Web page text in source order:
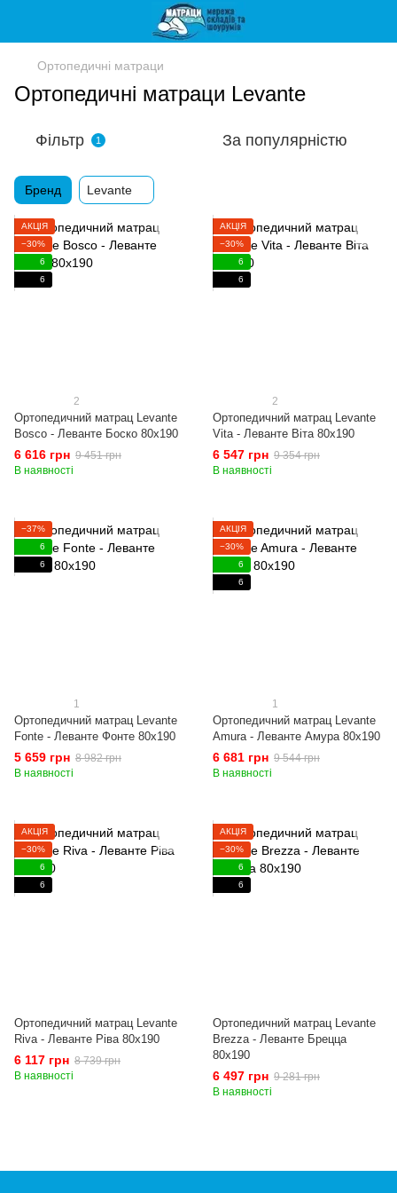
Ортопедичні матраци
Ортопедичні матраци Levante
Фільтр 1 За популярністю
Бренд Levante
АКЦІЯ
−30%
6
6
2
Ортопедичний матрац Levante
Bosco - Леванте Боско 80x190
6 616 грн 9 451 грн
В наявності
АКЦІЯ
−30%
6
6
2
Ортопедичний матрац Levante
Vita - Леванте Віта 80x190
6 547 грн 9 354 грн
В наявності
−37%
6
6
1
Ортопедичний матрац Levante
Fonte - Леванте Фонте 80x190
5 659 грн 8 982 грн
В наявності
АКЦІЯ
−30%
6
6
1
Ортопедичний матрац Levante
Amura - Леванте Амура 80x190
6 681 грн 9 544 грн
В наявності
АКЦІЯ
−30%
6
6
Ортопедичний матрац Levante
Riva - Леванте Ріва 80x190
6 117 грн 8 739 грн
В наявності
АКЦІЯ
−30%
6
6
Ортопедичний матрац Levante
Brezza - Леванте Брецца
80x190
6 497 грн 9 281 грн
В наявності